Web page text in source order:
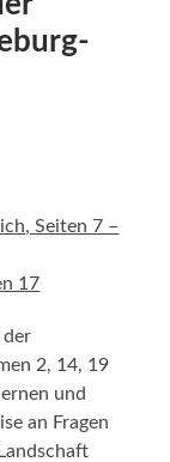
Seiten 7 –
17
der
2, 14, 19
und
an Fragen